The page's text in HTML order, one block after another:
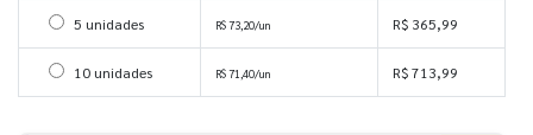
Selecionar 5 unidades
5 unidades R$ 73,20/un R$ 365,99
Selecionar 10 unidades
10 unidades R$ 71,40/un R$ 713,99